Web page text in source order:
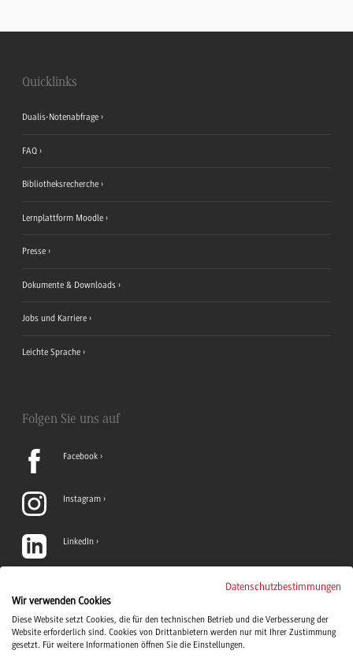
Quicklinks
Dualis-Notenabfrage
FAQ
Bibliotheksrecherche
Lernplattform Moodle
Presse
Dokumente & Downloads
Jobs und Karriere
Leichte Sprache
Folgen Sie uns auf
Facebook
Instagram
LinkedIn
YouTube
Datenschutzbestimmungen
Wir verwenden Cookies
Diese Website setzt Cookies, die für den technischen Betrieb und die Verbesserung der
Website erforderlich sind. Cookies von Drittanbietern werden nur mit Ihrer Zustimmung
gesetzt. Für weitere Informationen öffnen Sie die Einstellungen.